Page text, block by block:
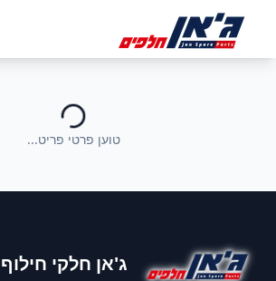
טוען פרטי פריט...
ג'אן חלקי חילוף